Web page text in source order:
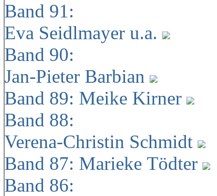
Band 91:
Eva Seidlmayer u.a.
Band 90:
Jan-Pieter Barbian
Band 89: Meike Kirner
Band 88:
Verena-Christin Schmidt
Band 87: Marieke Tödter
Band 86: